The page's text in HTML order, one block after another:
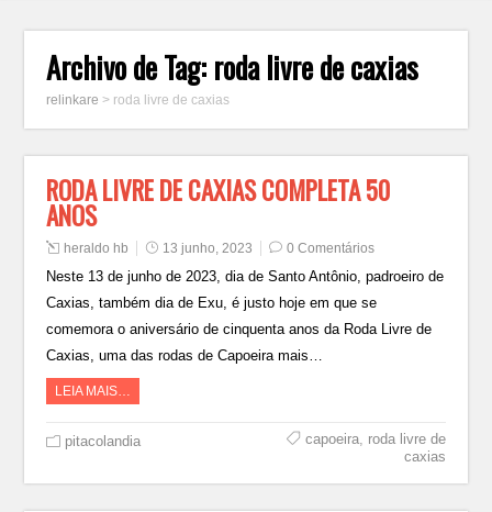
Archivo de Tag: roda livre de caxias
relinkare > roda livre de caxias
RODA LIVRE DE CAXIAS COMPLETA 50
ANOS
heraldo hb 13 junho, 2023 0 Comentários
Neste 13 de junho de 2023, dia de Santo Antônio, padroeiro de
Caxias, também dia de Exu, é justo hoje em que se
comemora o aniversário de cinquenta anos da Roda Livre de
Caxias, uma das rodas de Capoeira mais…
LEIA MAIS…
pitacolandia capoeira, roda livre de
caxias